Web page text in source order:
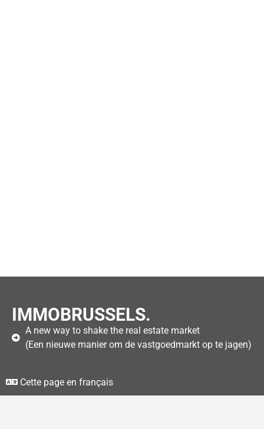
IMMOBRUSSELS.
A new way to shake the real estate market
(Een nieuwe manier om de vastgoedmarkt op te jagen)
Cette page en français